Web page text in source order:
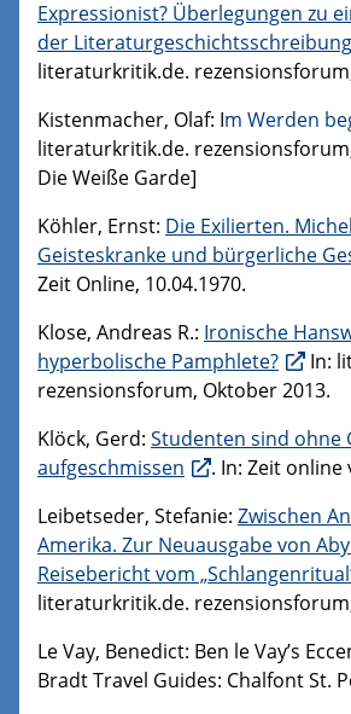
Expressionist? Überlegungen zu
der Literaturgeschichtsschreibung
literaturkritik.de.
Kistenmacher, Olaf: Im Werden
literaturkritik.de.
Die Weiße Garde]
Köhler, Ernst: Die Exilierten.
Geisteskranke und bürgerliche
Zeit Online, 10.04.1970.
Klose, Andreas R.: Ironische
hyperbolische Pamphlete?
In:
rezensionsforum, Oktober 2013.
Klöck, Gerd: Studenten sind ohne
aufgeschmissen
. In: Zeit online
Leibetseder, Stefanie: Zwischen
Amerika. Zur Neuausgabe von
Reisebericht vom
literaturkritik.de.
Le Vay, Benedict: Ben le Vay’s
Bradt Travel Guides: Chalfont St.